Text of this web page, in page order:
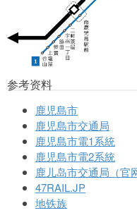
参考资料
鹿児島市
鹿児島市交通局
鹿児島市電1系統
鹿児島市電2系統
鹿儿岛市交通局（官
47RAIL.JP
地铁族